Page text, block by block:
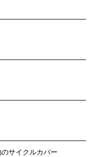
サイクルカバー